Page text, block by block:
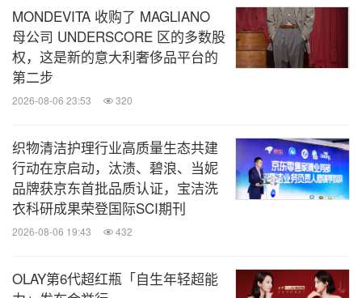
MONDEVITA 收购了 MAGLIANO
母公司 UNDERSCORE 区的多数股
权，这是新的意大利奢侈品平台的
第二步
2026-08-06 23:53 320
织物清洁护理行业高质量生态共建
行动在京启动，汰渍、碧浪、当妮
品牌获京东首批品质认证，宝洁洗
衣科研成果荣登国际SCI期刊
2026-08-06 19:43 432
OLAY第6代超红瓶「自生年轻超能